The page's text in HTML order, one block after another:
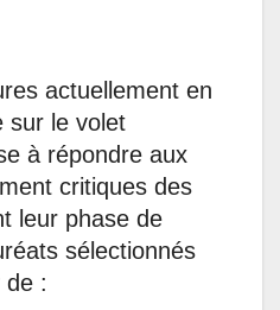
actuellement en
sur le volet
à répondre aux
critiques des
leur phase de
sélectionnés
de :